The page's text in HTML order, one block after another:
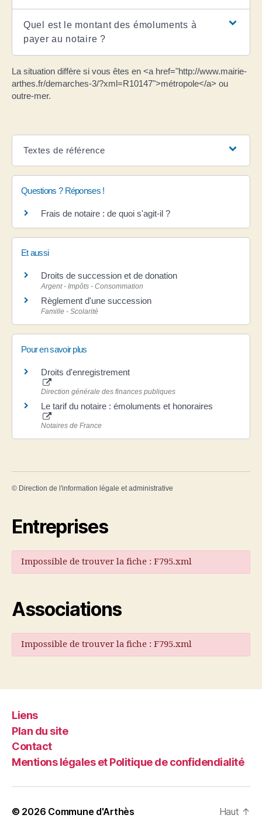
Quel est le montant des émoluments à
payer au notaire ?
La situation diffère si vous êtes en <a href="http://www.mairie-
arthes.fr/demarches-3/?xml=R10147">métropole</a> ou
outre-mer.
Textes de référence
Questions ? Réponses !
Frais de notaire : de quoi s'agit-il ?
Et aussi
Droits de succession et de donation
Argent - Impôts - Consommation
Règlement d'une succession
Famille - Scolarité
Pour en savoir plus
Droits d'enregistrement
Direction générale des finances publiques
Le tarif du notaire : émoluments et honoraires
Notaires de France
© Direction de l'information légale et administrative
Entreprises
Impossible de trouver la fiche : F795.xml
Associations
Impossible de trouver la fiche : F795.xml
Liens
Plan du site
Contact
Mentions légales et Politique de confidendialité
© 2026 Commune d'Arthès Haut ↑